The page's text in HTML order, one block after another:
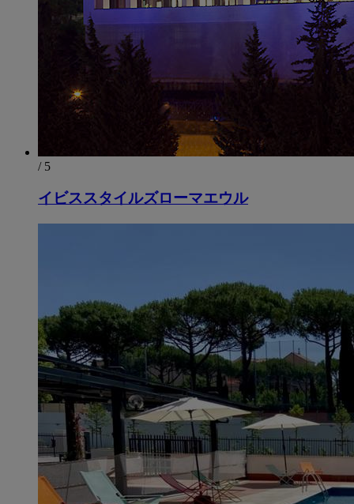
/ 5
イビススタイルズローマエウル